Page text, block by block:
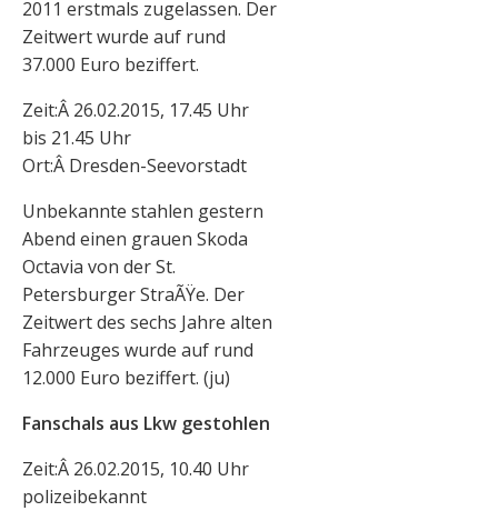
2011 erstmals zugelassen. Der
Zeitwert wurde auf rund
37.000 Euro beziffert.
Zeit:Â 26.02.2015, 17.45 Uhr
bis 21.45 Uhr
Ort:Â Dresden-Seevorstadt
Unbekannte stahlen gestern
Abend einen grauen Skoda
Octavia von der St.
Petersburger StraÃŸe. Der
Zeitwert des sechs Jahre alten
Fahrzeuges wurde auf rund
12.000 Euro beziffert. (ju)
Fanschals aus Lkw gestohlen
Zeit:Â 26.02.2015, 10.40 Uhr
polizeibekannt